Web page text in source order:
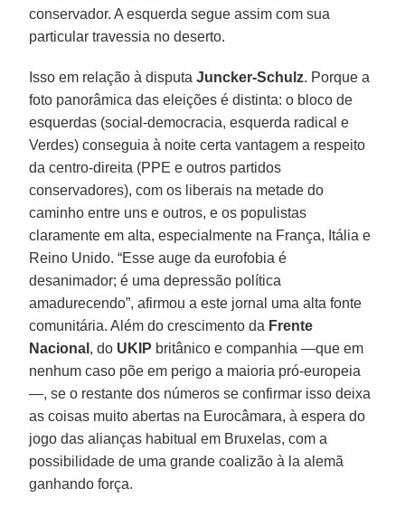
conservador. A esquerda segue assim com sua
particular travessia no deserto.
Isso em relação à disputa Juncker-Schulz. Porque a
foto panorâmica das eleições é distinta: o bloco de
esquerdas (social-democracia, esquerda radical e
Verdes) conseguia à noite certa vantagem a respeito
da centro-direita (PPE e outros partidos
conservadores), com os liberais na metade do
caminho entre uns e outros, e os populistas
claramente em alta, especialmente na França, Itália e
Reino Unido. “Esse auge da eurofobia é
desanimador; é uma depressão política
amadurecendo”, afirmou a este jornal uma alta fonte
comunitária. Além do crescimento da Frente
Nacional , do UKIP britânico e companhia —que em
nenhum caso põe em perigo a maioria pró-europeia
—, se o restante dos números se confirmar isso deixa
as coisas muito abertas na Eurocâmara, à espera do
jogo das alianças habitual em Bruxelas, com a
possibilidade de uma grande coalizão à la alemã
ganhando força.